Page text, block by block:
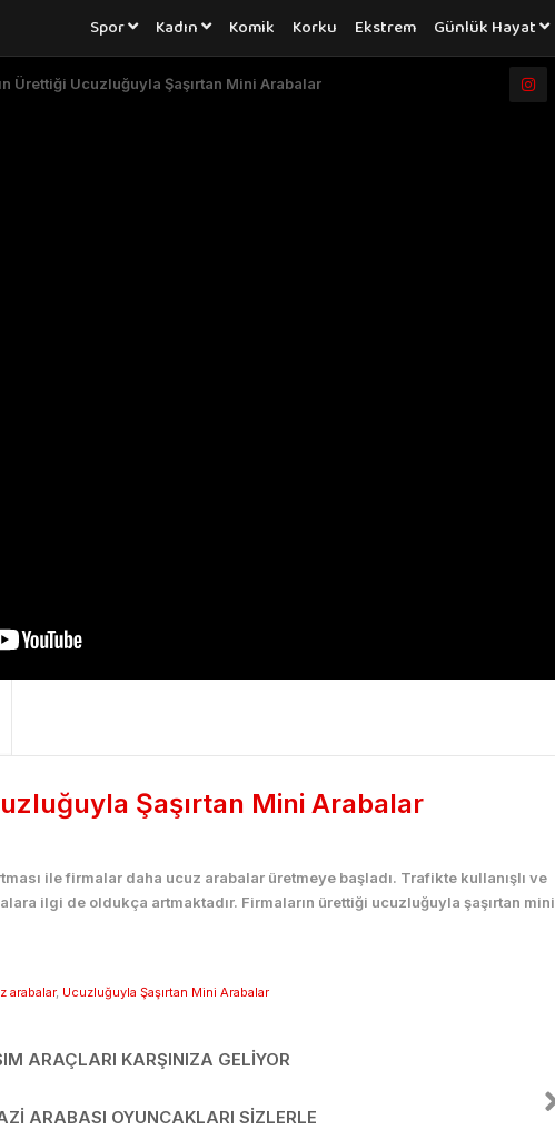
Spor Kadın Komik Korku Ekstrem Günlük Hayat
Ürettiği Ucuzluğuyla Şaşırtan Mini Arabalar
Şaşırtan Mini Arabalar
ile firmalar daha ucuz arabalar üretmeye başladı. Trafikte kullanışlı ve
ilgi de oldukça artmaktadır. Firmaların ürettiği ucuzluğuyla şaşırtan mini
arabalar, Ucuzluğuyla Şaşırtan Mini Arabalar
ARAÇLARI KARŞINIZA GELIYOR
ARABASI OYUNCAKLARI SIZLERLE